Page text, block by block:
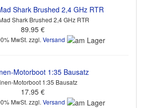
Shark Brushed 2,4 GHz RTR
89.95 €
MwSt. zzgl. Versand
Motorboot 1:35 Bausatz
17.95 €
MwSt. zzgl. Versand